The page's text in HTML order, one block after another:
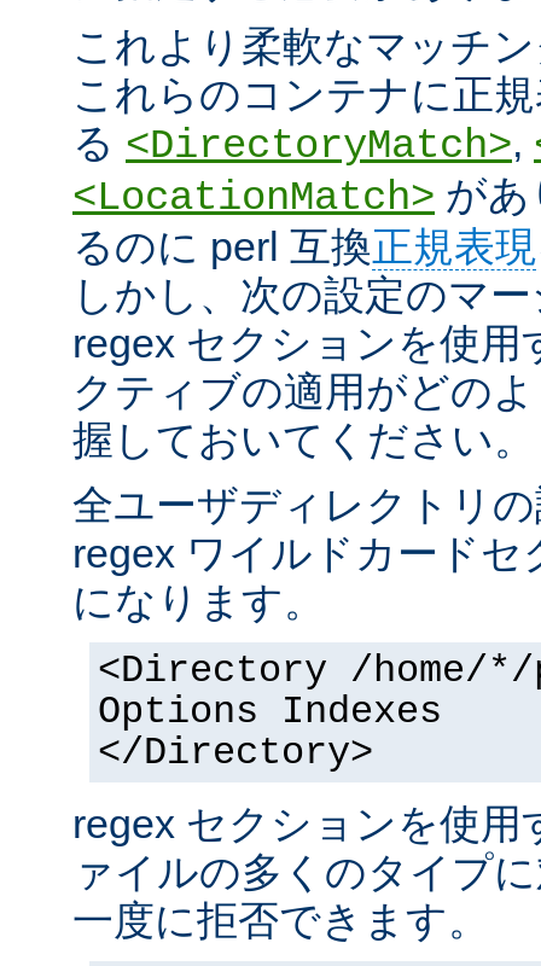
これより柔軟なマッチ
これらのコンテナに正
る <DirectoryMatch>,
<LocationMatch> があ
るのに perl 互換正規表現
しかし、次の設定のマ
regex セクションを使
クティブの適用がどの
握しておいてください。
全ユーザディレクトリ
regex ワイルドカード
になります。
<Directory /home/
Options Indexes
</Directory>
regex セクションを使
ァイルの多くのタイプ
一度に拒否できます。